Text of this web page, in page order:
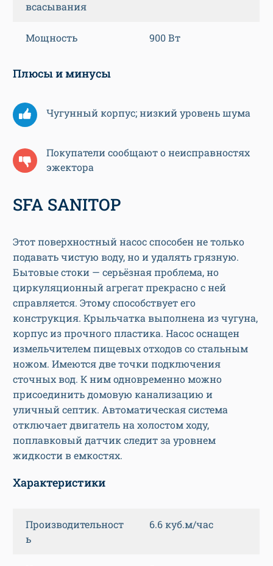
всасывания
Мощность 900 Вт
Плюсы и минусы
Чугунный корпус; низкий уровень шума
Покупатели сообщают о неисправностях
эжектора
SFA SANITOP
Этот поверхностный насос способен не только
подавать чистую воду, но и удалять грязную.
Бытовые стоки — серьёзная проблема, но
циркуляционный агрегат прекрасно с ней
справляется. Этому способствует его
конструкция. Крыльчатка выполнена из чугуна,
корпус из прочного пластика. Насос оснащен
измельчителем пищевых отходов со стальным
ножом. Имеются две точки подключения
сточных вод. К ним одновременно можно
присоединить домовую канализацию и
уличный септик. Автоматическая система
отключает двигатель на холостом ходу,
поплавковый датчик следит за уровнем
жидкости в емкостях.
Характеристики
Производительност
ь
6.6 куб.м/час